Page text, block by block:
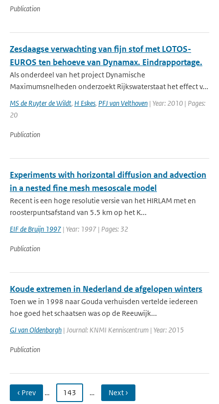
Publication
Zesdaagse verwachting van fijn stof met LOTOS-
EUROS ten behoeve van Dynamax. Eindrapportage.
Als onderdeel van het project Dynamische
Maximumsnelheden onderzoekt Rijkswaterstaat het effect v...
MS de Ruyter de Wildt, H Eskes, PFJ van Velthoven | Year: 2010 | Pages:
20
Publication
Experiments with horizontal diffusion and advection
in a nested fine mesh mesoscale model
Recent is een hoge resolutie versie van het HIRLAM met en
roosterpuntsafstand van 5.5 km op het K...
EIF de Bruijn 1997 | Year: 1997 | Pages: 32
Publication
Koude extremen in Nederland de afgelopen winters
Toen we in 1998 naar Gouda verhuisden vertelde iedereen
hoe goed het schaatsen was op de Reeuwijk...
GJ van Oldenborgh | Journal: KNMI Kenniscentrum | Year: 2015
Publication
‹ Prev … 143 … Next ›